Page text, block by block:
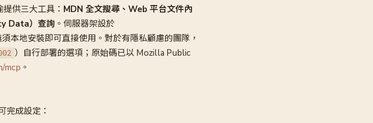
供三大工具： MDN 全文搜尋、Web 平台文件內
Data）查詢 。伺服器架設於
須本地安裝即可直接使用。對於有隱私顧慮的團隊，
）自行部署的選項；原始碼已以 Mozilla Public
mcp 。
完成設定：